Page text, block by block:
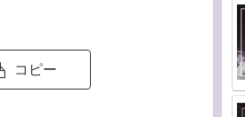
コピー